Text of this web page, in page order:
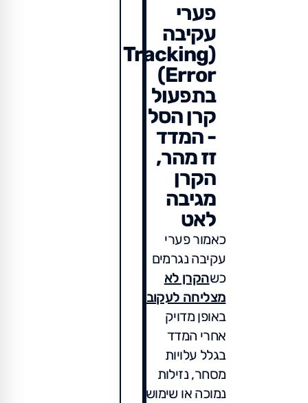
פערי
עקיבה
(Tracking
Error)
בתפעול
קרן הסל
- המדד
זז מהר,
הקרן
מגיבה
לאט
כאמור פערי
עקיבה נגרמים
כשהקרן לא
מצליחה לעקוב
באופן מדויק
אחרי המדד
בגלל עלויות
מסחר, נזילות
נמוכה או שימוש